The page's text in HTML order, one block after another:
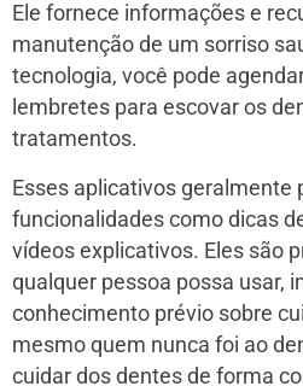
Ele fornece informações e
manutenção de um sorriso
tecnologia, você pode
lembretes para escovar os
tratamentos.
Esses aplicativos geralmente
funcionalidades como dicas
vídeos explicativos. Eles são
qualquer pessoa possa usar,
conhecimento prévio sobre
mesmo quem nunca foi ao
cuidar dos dentes de forma